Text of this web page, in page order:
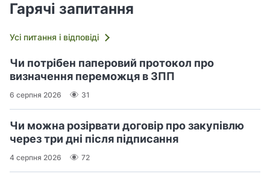
Гарячі запитання
Усі питання і відповіді
Чи потрібен паперовий протокол про
визначення переможця в ЗПП
6 серпня 2026 31
Чи можна розірвати договір про закупівлю
через три дні після підписання
4 серпня 2026 72